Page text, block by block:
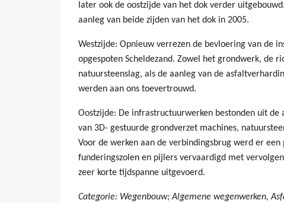
later ook de oostzijde van het dok verder
aanleg van beide zijden van het dok in 2005.
Westzijde: Opnieuw verrezen de bevloering van de
opgespoten Scheldezand. Zowel het grondwerk, de
natuursteenslag, als de aanleg van de
werden aan ons toevertrouwd.
Oostzijde: De infrastructuurwerken bestonden uit
van 3D- gestuurde grondverzet machines,
Voor de werken aan de verbindingsbrug werd er
funderingszolen en pijlers vervaardigd met
zeer korte tijdspanne uitgevoerd.
Categorie: Wegenbouw; Algemene wegenwerken,